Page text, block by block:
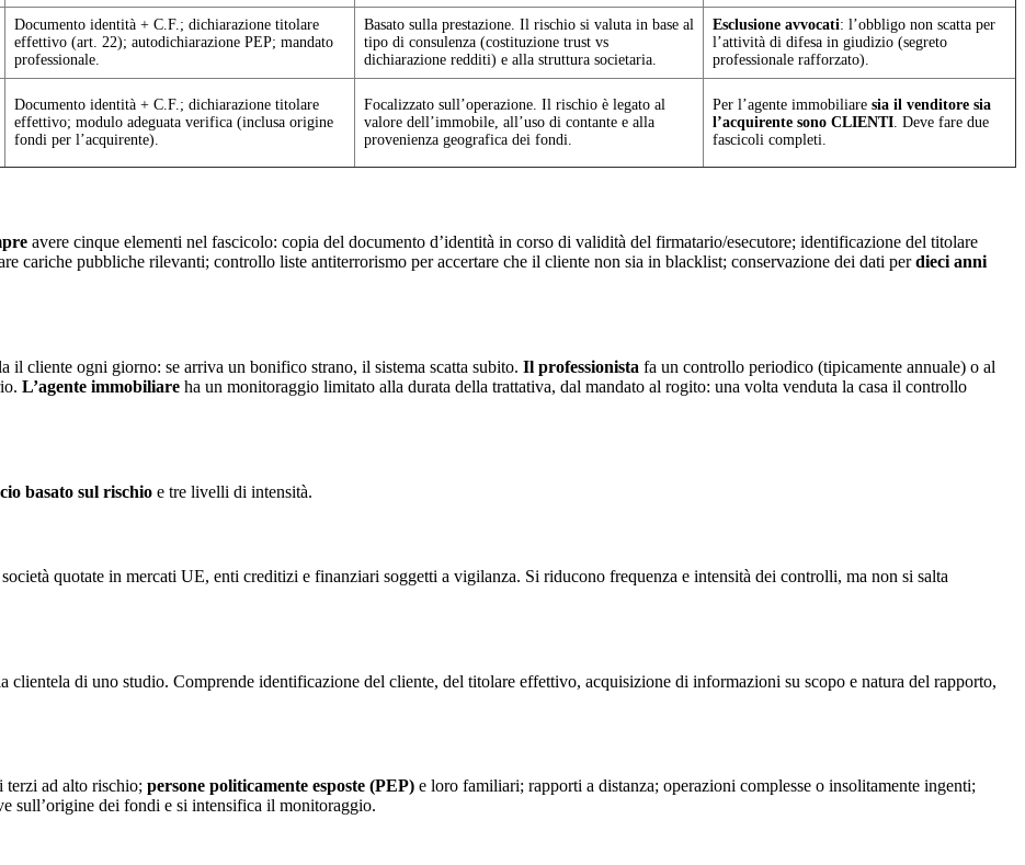
Documento identità + C.F.; dichiarazione titolare
effettivo (art. 22); autodichiarazione PEP; mandato
professionale.
Basato sulla prestazione. Il rischio si valuta in base al
tipo di consulenza (costituzione trust vs
dichiarazione redditi) e alla struttura societaria.
Esclusione avvocati: l’obbligo non scatta per
l’attività di difesa in giudizio (segreto
professionale rafforzato).
Documento identità + C.F.; dichiarazione titolare
effettivo; modulo adeguata verifica (inclusa origine
fondi per l’acquirente).
Focalizzato sull’operazione. Il rischio è legato al
valore dell’immobile, all’uso di contante e alla
provenienza geografica dei fondi.
Per l’agente immobiliare sia il venditore sia
l’acquirente sono CLIENTI. Deve fare due
fascicoli completi.
avere cinque elementi nel fascicolo: copia del documento d’identità in corso di validità del firmatario/esecutore; identificazione del titolare
cariche pubbliche rilevanti; controllo liste antiterrorismo per accertare che il cliente non sia in blacklist; conservazione dei dati perdieci anni
il cliente ogni giorno: se arriva un bonifico strano, il sistema scatta subito. Il professionista fa un controllo periodico (tipicamente annuale) o al
L’agente immobiliare ha un monitoraggio limitato alla durata della trattativa, dal mandato al rogito: una volta venduta la casa il controllo
basato sul rischio e tre livelli di intensità.
quotate in mercati UE, enti creditizi e finanziari soggetti a vigilanza. Si riducono frequenza e intensità dei controlli, ma non si salta
di uno studio. Comprende identificazione del cliente, del titolare effettivo, acquisizione di informazioni su scopo e natura del rapporto,
terzi ad alto rischio; persone politicamente esposte (PEP) e loro familiari; rapporti a distanza; operazioni complesse o insolitamente ingenti;
sull’origine dei fondi e si intensifica il monitoraggio.